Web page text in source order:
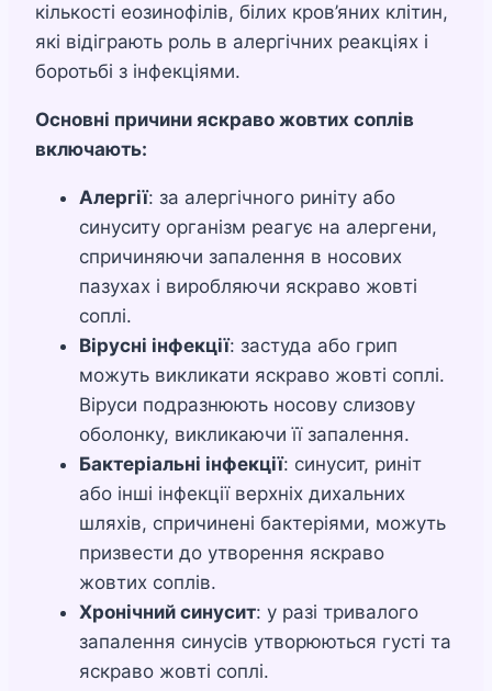
кількості еозинофілів, білих кров’яних клітин,
які відіграють роль в алергічних реакціях і
боротьбі з інфекціями.
Основні причини яскраво жовтих соплів
включають:
Алергії: за алергічного риніту або
синуситу організм реагує на алергени,
спричиняючи запалення в носових
пазухах і виробляючи яскраво жовті
соплі.
Вірусні інфекції: застуда або грип
можуть викликати яскраво жовті соплі.
Віруси подразнюють носову слизову
оболонку, викликаючи її запалення.
Бактеріальні інфекції: синусит, риніт
або інші інфекції верхніх дихальних
шляхів, спричинені бактеріями, можуть
призвести до утворення яскраво
жовтих соплів.
Хронічний синусит: у разі тривалого
запалення синусів утворюються густі та
яскраво жовті соплі.